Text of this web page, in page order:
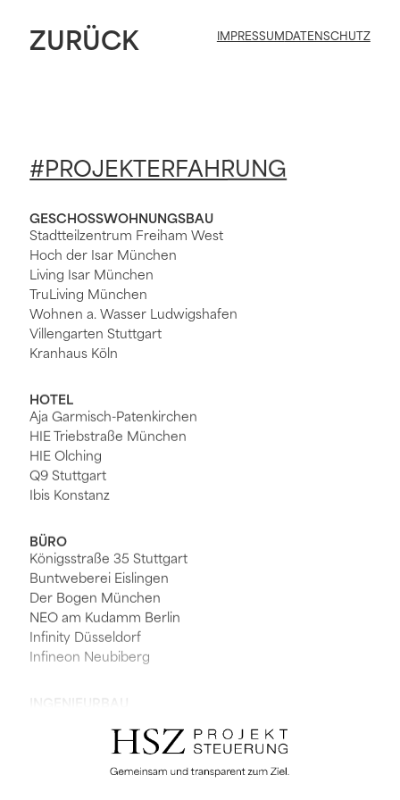
springenZURÜCK IMPRESSUM DATENSCHUTZ
#PROJEKTERFAHRUNG
GESCHOSSWOHNUNGSBAU
Stadtteilzentrum Freiham West
Hoch der Isar München
Living Isar München
TruLiving München
Wohnen a. Wasser Ludwigshafen
Villengarten Stuttgart
Kranhaus Köln
HOTEL
Aja Garmisch-Patenkirchen
HIE Triebstraße München
HIE Olching
Q9 Stuttgart
Ibis Konstanz
BÜRO
Königsstraße 35 Stuttgart
Buntweberei Eislingen
Der Bogen München
NEO am Kudamm Berlin
Infinity Düsseldorf
Infineon Neubiberg
Mainzer Ring BAB60